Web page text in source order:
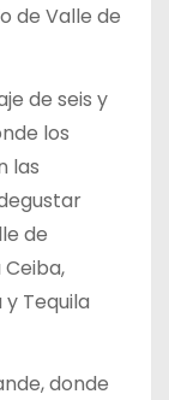
de Valle de
de seis y
los
las
de
Tequila
donde